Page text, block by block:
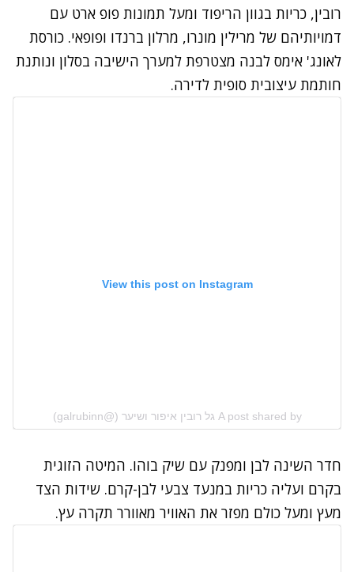
רובין, כריות בגוון הריפוד ומעל תמונות פופ ארט עם
דמויותיהם של מרילין מונרו, מרלון ברנדו ופופאי. כורסת
לאונג' אימס לבנה מצטרפת למערך הישיבה בסלון ונותנת
חותמת עיצובית סופית לדירה.
View this post on Instagram
A post shared by גל רובין איפור ושיער (@galrubinn)
חדר השינה לבן ומפנק עם שיק בוהו. המיטה הזוגית
בקרם ועליה כריות במנעד צבעי לבן-קרם. שידות הצד
מעץ ומעל כולם מפזר את האוויר מאוורר תקרה עץ.